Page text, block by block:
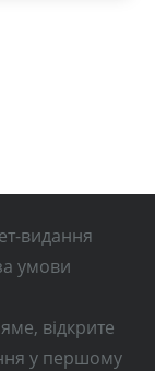
видання
умови
відкрите
у першому